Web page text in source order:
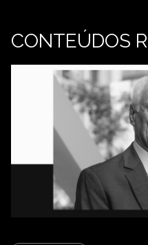
CONTEÚDOS